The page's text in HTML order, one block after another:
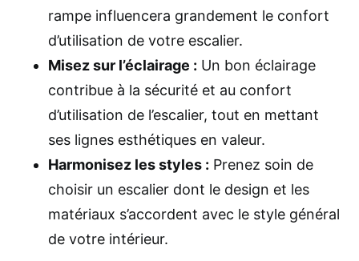
rampe influencera grandement le confort
d’utilisation de votre escalier.
Misez sur l’éclairage : Un bon éclairage
contribue à la sécurité et au confort
d’utilisation de l’escalier, tout en mettant
ses lignes esthétiques en valeur.
Harmonisez les styles : Prenez soin de
choisir un escalier dont le design et les
matériaux s’accordent avec le style général
de votre intérieur.